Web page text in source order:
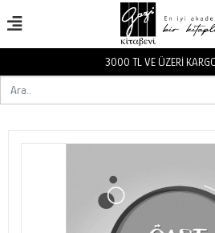
3000 TL VE ÜZERİ